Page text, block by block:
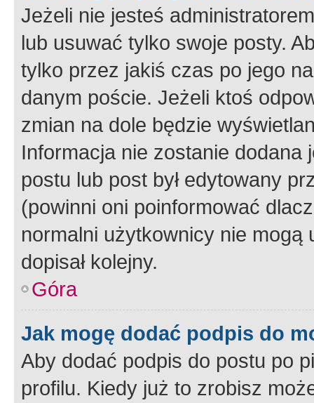
Jeżeli nie jesteś
lub usuwać tylko swoje posty.
tylko przez jakiś czas po jego
danym poście. Jeżeli ktoś
zmian na dole będzie
Informacja nie zostanie dodana
postu lub post był edytowany
(powinni oni poinformować
normalni użytkownicy nie
dopisał kolejny.
Góra
Jak mogę dodać podpis do
Aby dodać podpis do postu po
profilu. Kiedy już to zrobisz